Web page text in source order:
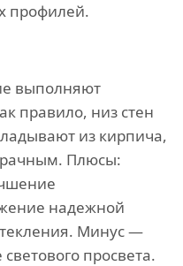
профилей.
выполняют
правило, низ стен
из кирпича,
Плюсы:
надежной
Минус —
просвета.